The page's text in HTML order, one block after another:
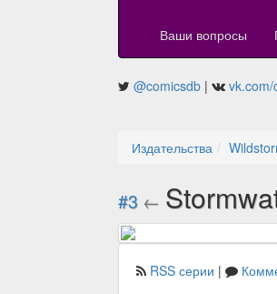
Ваши вопросы
@comicsdb |
Издательства
#3 ←
RSS серии |